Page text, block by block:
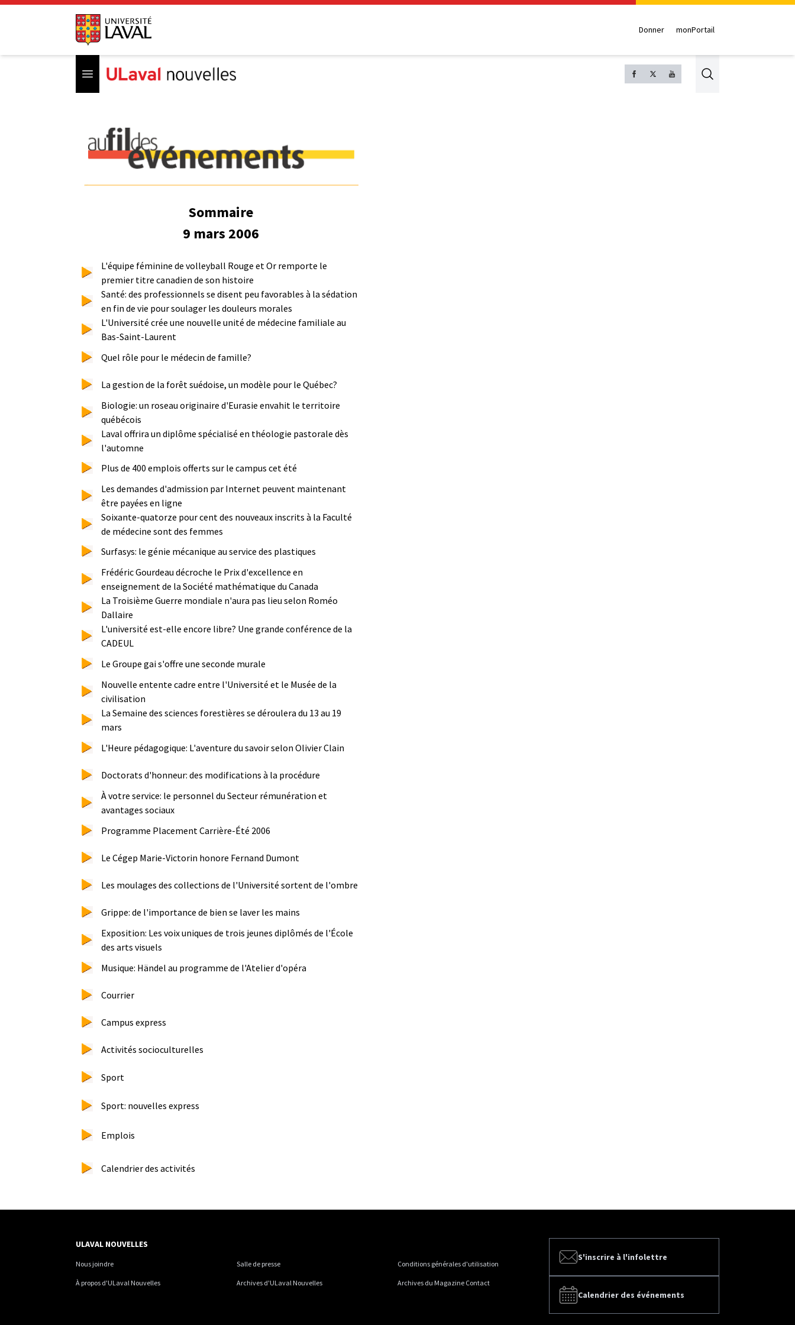
Donner monPortail
Open menu Search
Sommaire
9 mars 2006
L'équipe féminine de volleyball Rouge et Or remporte le
premier titre canadien de son histoire
Santé: des professionnels se disent peu favorables à la sédation
en fin de vie pour soulager les douleurs morales
L'Université crée une nouvelle unité de médecine familiale au
Bas-Saint-Laurent
Quel rôle pour le médecin de famille?
La gestion de la forêt suédoise, un modèle pour le Québec?
Biologie: un roseau originaire d'Eurasie envahit le territoire
québécois
Laval offrira un diplôme spécialisé en théologie pastorale dès
l'automne
Plus de 400 emplois offerts sur le campus cet été
Les demandes d'admission par Internet peuvent maintenant
être payées en ligne
Soixante-quatorze pour cent des nouveaux inscrits à la Faculté
de médecine sont des femmes
Surfasys: le génie mécanique au service des plastiques
Frédéric Gourdeau décroche le Prix d'excellence en
enseignement de la Société mathématique du Canada
La Troisième Guerre mondiale n'aura pas lieu selon Roméo
Dallaire
L'université est-elle encore libre? Une grande conférence de la
CADEUL
Le Groupe gai s'offre une seconde murale
Nouvelle entente cadre entre l'Université et le Musée de la
civilisation
La Semaine des sciences forestières se déroulera du 13 au 19
mars
L'Heure pédagogique: L'aventure du savoir selon Olivier Clain
Doctorats d'honneur: des modifications à la procédure
À votre service: le personnel du Secteur rémunération et
avantages sociaux
Programme Placement Carrière-Été 2006
Le Cégep Marie-Victorin honore Fernand Dumont
Les moulages des collections de l'Université sortent de l'ombre
Grippe: de l'importance de bien se laver les mains
Exposition: Les voix uniques de trois jeunes diplômés de l'École
des arts visuels
Musique: Händel au programme de l'Atelier d'opéra
Courrier
Campus express
Activités socioculturelles
Sport
Sport: nouvelles express
Emplois
Calendrier des activités
S'inscrire à l'infolettre
Calendrier des événements
ULAVAL NOUVELLES
Nous joindre Salle de presse Conditions générales d'utilisation
À propos d'ULaval Nouvelles Archives d'ULaval Nouvelles Archives du Magazine Contact